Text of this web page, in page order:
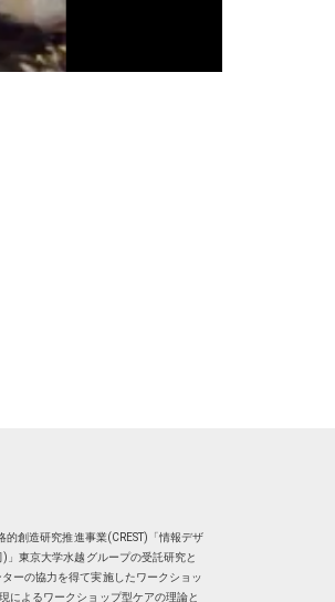
創造研究推進事業(CREST)「情報デザ
」東京大学水越グループの受託研究と
ーの協力を得て実施したワークショッ
によるワークショップ型ケアの理論と